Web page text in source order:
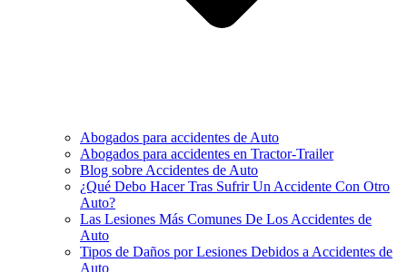
Abogados para accidentes de Auto
Abogados para accidentes en Tractor-Trailer
Blog sobre Accidentes de Auto
¿Qué Debo Hacer Tras Sufrir Un Accidente Con Otro
Auto?
Las Lesiones Más Comunes De Los Accidentes de
Auto
Tipos de Daños por Lesiones Debidos a Accidentes de
Auto